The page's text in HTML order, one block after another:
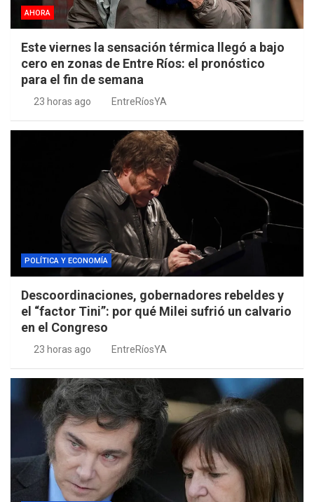
AHORA
Este viernes la sensación térmica llegó a bajo
cero en zonas de Entre Ríos: el pronóstico
para el fin de semana
23 horas ago EntreRíosYA
POLÍTICA Y ECONOMÍA
Descoordinaciones, gobernadores rebeldes y
el “factor Tini”: por qué Milei sufrió un calvario
en el Congreso
23 horas ago EntreRíosYA